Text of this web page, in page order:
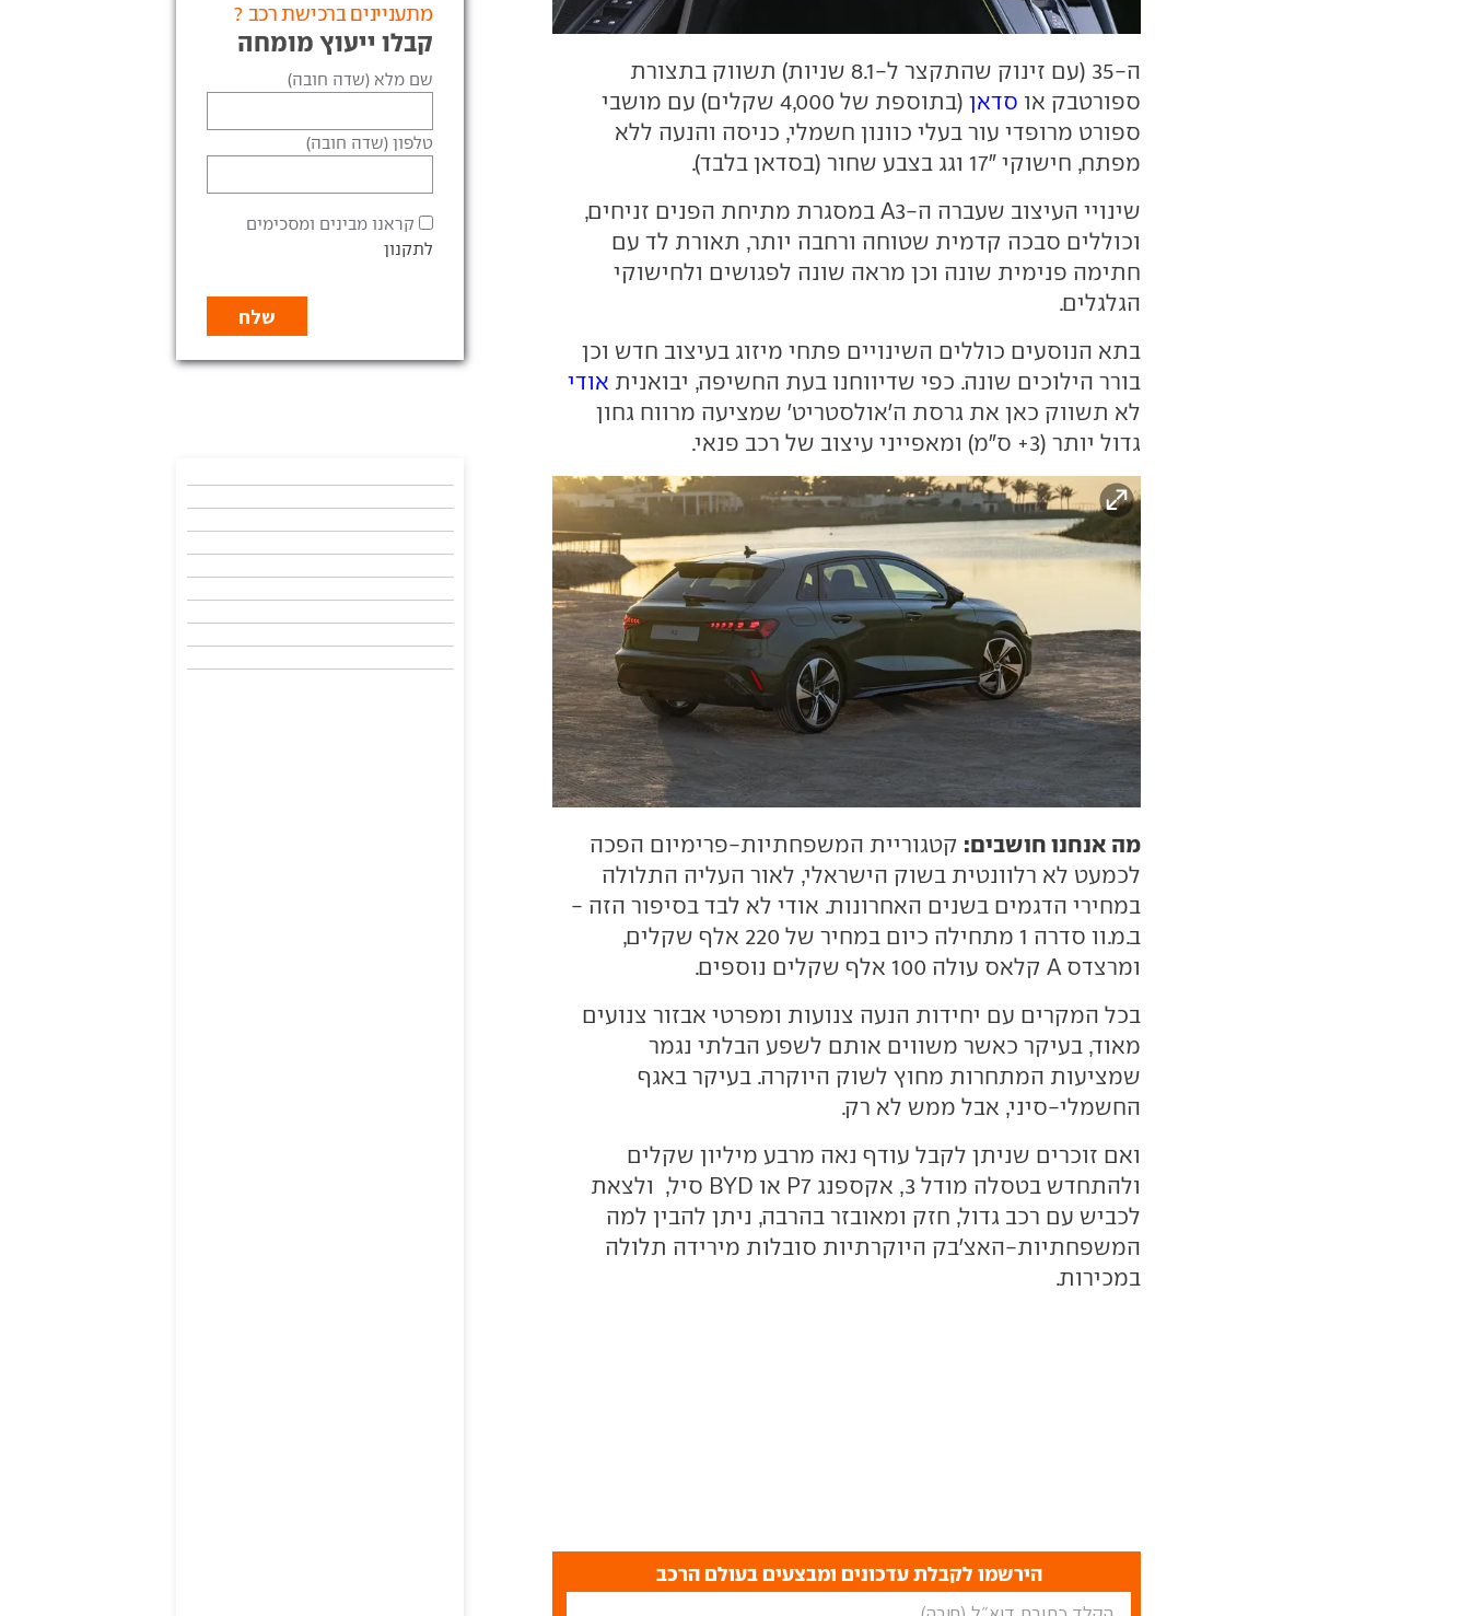
ה-35 (עם זינוק שהתקצר ל-8.1 שניות) תשווק בתצורת
ספורטבק או סדאן
(בתוספת של 4,000 שקלים) עם מושבי
ספורט מרופדי עור בעלי כוונון חשמלי, כניסה והנעה ללא
מפתח, חישוקי "17 וגג בצבע שחור (בסדאן בלבד).
שינויי העיצוב שעברה ה-A3 במסגרת מתיחת הפנים זניחים,
וכוללים סבכה קדמית שטוחה ורחבה יותר, תאורת לד עם
חתימה פנימית שונה וכן מראה שונה לפגושים ולחישוקי
הגלגלים.
בתא הנוסעים כוללים השינויים פתחי מיזוג בעיצוב חדש וכן
בורר הילוכים שונה. כפי שדיווחנו בעת החשיפה, יבואנית אודי
לא תשווק כאן את גרסת ה'אולסטריט' שמציעה מרווח גחון
גדול יותר (3+ ס"מ) ומאפייני עיצוב של רכב פנאי.
מה אנחנו חושבים: קטגוריית המשפחתיות-פרימיום הפכה
לכמעט לא רלוונטית בשוק הישראלי, לאור העליה התלולה
במחירי הדגמים בשנים האחרונות. אודי לא לבד בסיפור הזה -
ב.מ.וו סדרה 1 מתחילה כיום במחיר של 220 אלף שקלים,
ומרצדס A קלאס עולה 100 אלף שקלים נוספים.
בכל המקרים עם יחידות הנעה צנועות ומפרטי אבזור צנועים
מאוד, בעיקר כאשר משווים אותם לשפע הבלתי נגמר
שמציעות המתחרות מחוץ לשוק היוקרה. בעיקר באגף
החשמלי-סיני, אבל ממש לא רק.
ואם זוכרים שניתן לקבל עודף נאה מרבע מיליון שקלים
ולהתחדש בטסלה מודל 3, אקספנג P7 או BYD סיל, ולצאת
לכביש עם רכב גדול, חזק ומאובזר בהרבה, ניתן להבין למה
המשפחתיות-האצ'בק היוקרתיות סובלות מירידה תלולה
במכירות.
הירשמו לקבלת עדכונים ומבצעים בעולם הרכב
מתעניינים ברכישת רכב ?
קבלו ייעוץ מומחה
שם מלא (שדה חובה)
טלפון (שדה חובה)
קראנו מבינים ומסכימים
לתקנון